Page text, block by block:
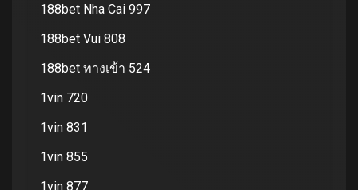
188bet Nha Cai 997
188bet Vui 808
188bet ทางเข้า 524
1vin 720
1vin 831
1vin 855
1vin 877